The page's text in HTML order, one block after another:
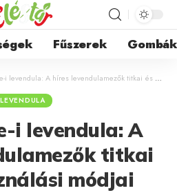
Fűszerek Gombák
A híres levendulamezők titkai és felhasználási módjai
LEVENDULA
i levendula: A
titkai
módjai